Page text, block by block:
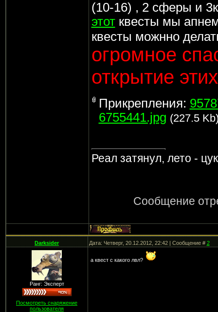
(10-16) , 2 сферы и
этотквесты мы
квесты можнно
огромное
открытие
Прикрепления:
6755441.jpg (227.5
Реал затянул, лето -
Сообщение
Darksider Дата: Четверг, 20.12.2012, 22:42 | Сообщение #2
Ранг: Эксперт
Посмотреть снаряжение
пользователя
а квест с какого лвл?